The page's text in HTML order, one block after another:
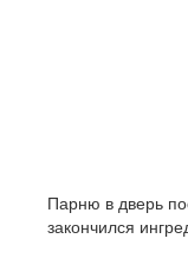
Парню в дверь
закончился